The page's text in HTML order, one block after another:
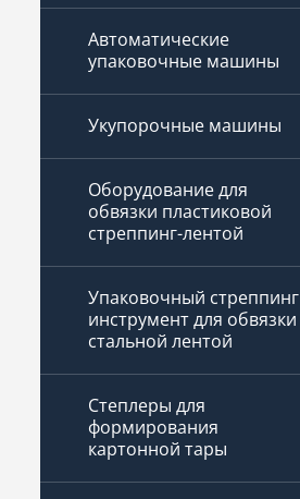
Автоматические
упаковочные машины
Укупорочные машины
Оборудование для
обвязки пластиковой
стреппинг-лентой
Упаковочный стреппинг
инструмент для обвязки
стальной лентой
Степлеры для
формирования
картонной тары